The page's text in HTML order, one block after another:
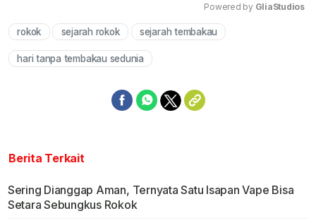
Powered by GliaStudios
rokok sejarah rokok sejarah tembakau
hari tanpa tembakau sedunia
Berita Terkait
Sering Dianggap Aman, Ternyata Satu Isapan Vape Bisa
Setara Sebungkus Rokok